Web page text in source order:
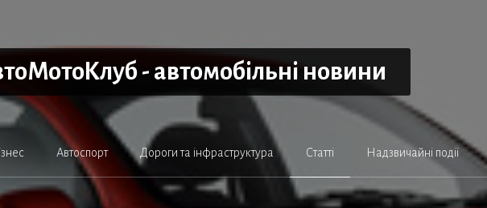
- автомобільні новини
Автоспорт Дороги та інфраструктура Статті Надзвичайні події